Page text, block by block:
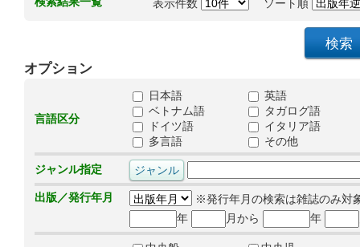
表示件数 ソート順
オプション
言語区分
日本語
英語
ベトナム語
タガログ語
ドイツ語
イタリア語
多言語
その他
ジャンル指定
出版／発行年月
※発行年月の検索は雑誌のみ対
年
月から 年